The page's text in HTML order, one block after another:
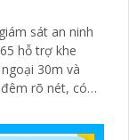
sát an ninh
hỗ trợ khe
30m và
rõ nét, có